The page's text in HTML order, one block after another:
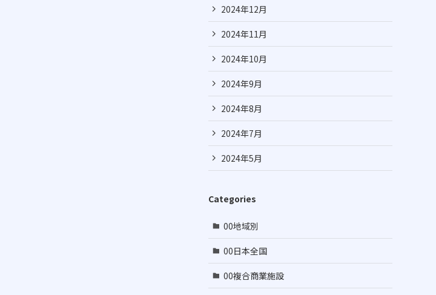
2024年12月
2024年11月
2024年10月
2024年9月
2024年8月
2024年7月
2024年5月
Categories
00地域別
00日本全国
00複合商業施設